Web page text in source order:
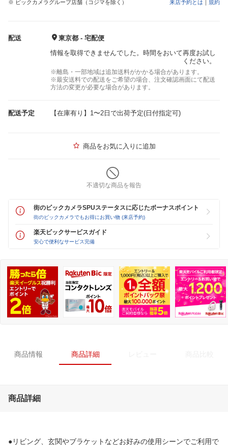
※ ビックカメラグループ店舗（コジマを除く）
来店予約とは ｜ 規約
配送
東京都 - 宅配便
情報を取得できませんでした。時間をおいて再度お試し
ください。
※離島・一部地域は追加送料がかかる場合があります。
※最安送料での配送をご希望の場合、注文確認画面にて配送
方法の変更が必要な場合があります。
配送予定 【在庫有り】1〜2日で出荷予定(日付指定可)
商品をお気に入りに追加
不適切な商品を報告
街のビックカメラSPUステータスに応じたボーナスポイント
街のビックカメラでもお得にお買い物 (来店予約)
楽天ビックサービスガイド
安心で便利なサービス完備
商品情報 商品詳細
商品詳細
●リビング、玄関やブラケットなどお好みの使用シーンでご利用で